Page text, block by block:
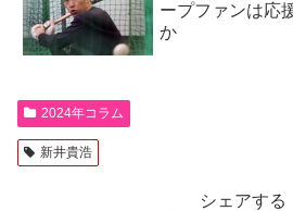
ープファンは応
か
2024年コラム
新井貴浩
シェアする